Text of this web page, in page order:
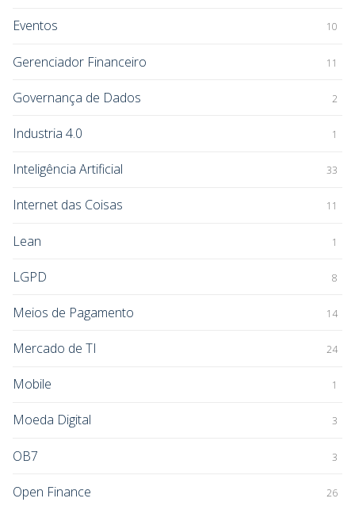
Eventos 10
Gerenciador Financeiro 11
Governança de Dados 2
Industria 4.0 1
Inteligência Artificial 33
Internet das Coisas 11
Lean 1
LGPD 8
Meios de Pagamento 14
Mercado de TI 24
Mobile 1
Moeda Digital 3
OB7 3
Open Finance 26